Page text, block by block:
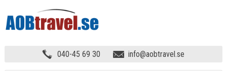
040-45 69 30 info@aobtravel.se